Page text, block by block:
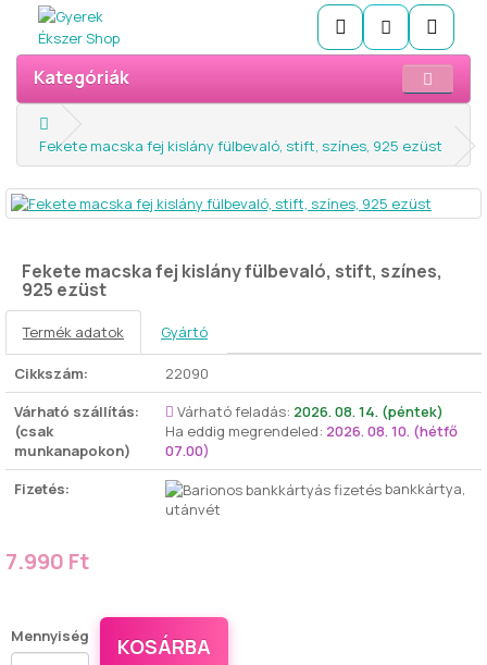
Kategóriák
Fekete macska fej kislány fülbevaló, stift, színes, 925 ezüst
Fekete macska fej kislány fülbevaló, stift, színes,
925 ezüst
Termék adatok Gyártó
Cikkszám:
22090
Várható szállítás:
(csak
munkanapokon)
Várható feladás: 2026. 08. 14. (péntek)
Ha eddig megrendeled: 2026. 08. 10. (hétfő
07.00)
Fizetés:
bankkártya,
utánvét
7.990 Ft
Mennyiség KOSÁRBA